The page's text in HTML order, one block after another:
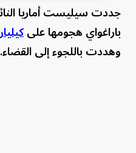
جددت سيليست أماريا
باراغواي هجومها على
وهددت باللجوء إلى القضاء.